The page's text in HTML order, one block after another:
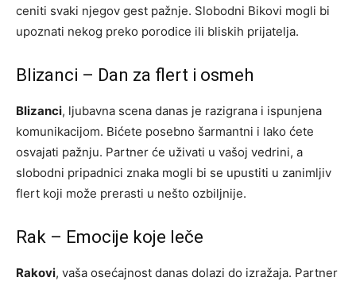
ceniti svaki njegov gest pažnje. Slobodni Bikovi mogli bi
upoznati nekog preko porodice ili bliskih prijatelja.
Blizanci – Dan za flert i osmeh
Blizanci, ljubavna scena danas je razigrana i ispunjena
komunikacijom. Bićete posebno šarmantni i lako ćete
osvajati pažnju. Partner će uživati u vašoj vedrini, a
slobodni pripadnici znaka mogli bi se upustiti u zanimljiv
flert koji može prerasti u nešto ozbiljnije.
Rak – Emocije koje leče
Rakovi, vaša osećajnost danas dolazi do izražaja. Partner